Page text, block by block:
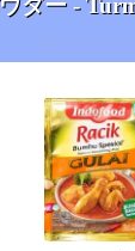
品です。スー
ないくらい、
ょっとしたお
ダー -